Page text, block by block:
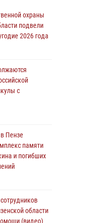
за первое
ВДВ в
задержали
отмечают
охраны
подвели
2026 года
с
Пензе
памяти
и погибших
области
(видео)